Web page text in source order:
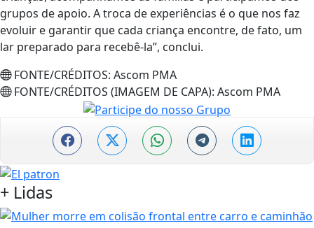
grupos de apoio. A troca de experiências é o que nos faz
evoluir e garantir que cada criança encontre, de fato, um
lar preparado para recebê-la”, conclui.
FONTE/CRÉDITOS: Ascom PMA
FONTE/CRÉDITOS (IMAGEM DE CAPA): Ascom PMA
+ Lidas